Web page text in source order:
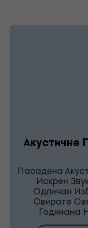
Акустичне
Пасадена
Искрен
Одличан
Свирате
Годинама